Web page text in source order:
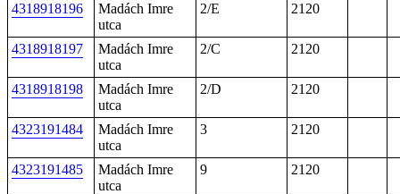
4318918196
Madách Imre
utca
2/E 2120
4318918197
Madách Imre
utca
2/C 2120
4318918198
Madách Imre
utca
2/D 2120
4323191484
Madách Imre
utca
3 2120
4323191485
Madách Imre
utca
9 2120